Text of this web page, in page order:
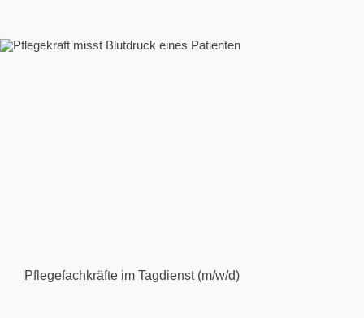
Pflegefachkräfte im Tagdienst (m/w/d)